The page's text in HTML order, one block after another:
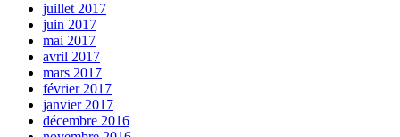
juillet 2017
juin 2017
mai 2017
avril 2017
mars 2017
février 2017
janvier 2017
décembre 2016